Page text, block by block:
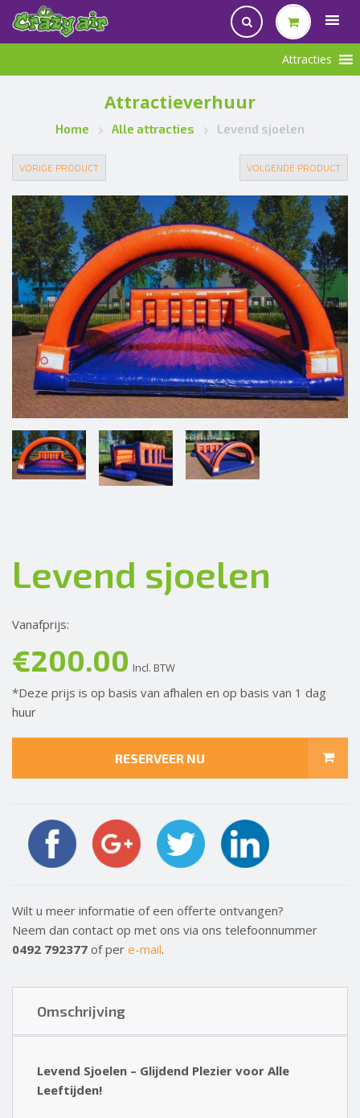
Attractieverhuur
Home Alle attracties Levend sjoelen
VORIGE PRODUCT VOLGENDE PRODUCT
Levend sjoelen
Vanafprijs:
€200.00 Incl. BTW
*Deze prijs is op basis van afhalen en op basis van 1 dag
huur
RESERVEER NU
Wilt u meer informatie of een offerte ontvangen?
Neem dan contact op met ons via ons telefoonnummer
0492 792377 of per e-mail.
Omschrijving
Levend Sjoelen – Glijdend Plezier voor Alle
Leeftijden!